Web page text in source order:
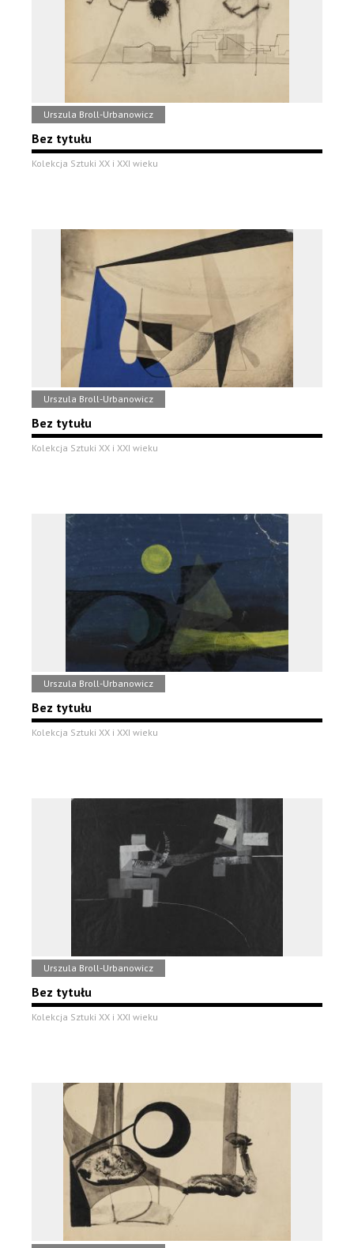
Urszula Broll-Urbanowicz
Bez tytułu
Kolekcja Sztuki XX i XXI wieku
Urszula Broll-Urbanowicz
Bez tytułu
Kolekcja Sztuki XX i XXI wieku
Urszula Broll-Urbanowicz
Bez tytułu
Kolekcja Sztuki XX i XXI wieku
Urszula Broll-Urbanowicz
Bez tytułu
Kolekcja Sztuki XX i XXI wieku